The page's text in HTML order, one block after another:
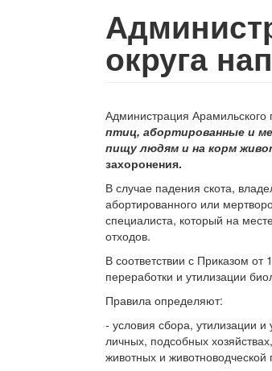
округа
Администрация Арамильского
птиц, абортированные и
пищу людям и на корм
захоронения.
В случае падения скота,
абортированного или
специалиста, который на
отходов.
В соответствии с Приказом
переработки и утилизации
Правила определяют:
- условия сбора, утилизации
личных, подсобных
животных и животноводческой